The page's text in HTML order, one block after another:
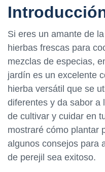
Si eres un amante de
hierbas frescas para
mezclas de especias,
jardín es un excelente
hierba versátil que se
diferentes y da sabor a
de cultivar y cuidar en
mostraré cómo plantar
algunos consejos para
de perejil sea exitoso.